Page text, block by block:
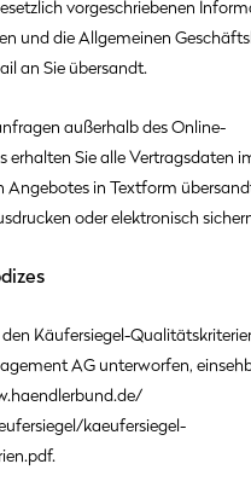
vorgeschriebenen
und die Allgemeinen
an Sie übersandt.
außerhalb des Online-
erhalten Sie alle Vertragsdaten
Angebotes in Textform
oder elektronisch
den Käufersiegel-
AG unterworfen,
kaeufersiegel-
.